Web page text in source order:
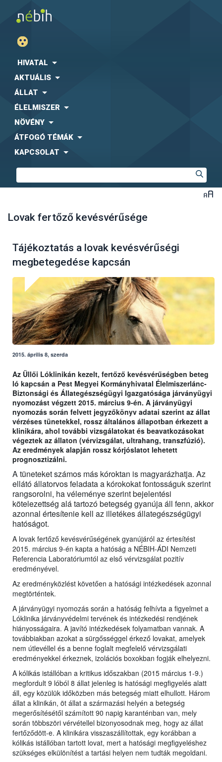
HIVATAL
AKTUÁLIS
ÁLLAT
ÉLELMISZER
NÖVÉNY
ÁTFOGÓ TÉMÁK
KAPCSOLAT
Lovak fertőző kevésvérűsége
Tájékoztatás a lovak kevésvérűségi
megbetegedése kapcsán
2015. április 8, szerda
Az Üllői Lóklinikán kezelt, fertőző kevésvérűségben beteg
ló kapcsán a Pest Megyei Kormányhivatal Élelmiszerlánc-
Biztonsági és Állategészségügyi Igazgatósága járványügyi
nyomozást végzett 2015. március 9-én. A járványügyi
nyomozás során felvett jegyzőkönyv adatai szerint az állat
vérzéses tünetekkel, rossz általános állapotban érkezett a
klinikára, ahol további vizsgálatokat és beavatkozásokat
végeztek az állaton (vérvizsgálat, ultrahang, transzfúzió).
Az eredmények alapján rossz kórjóslatot lehetett
prognosztizálni.
A tüneteket számos más kóroktan is magyarázhatja. Az
ellátó állatorvos feladata a kórokokat fontosságuk szerint
rangsorolni, ha véleménye szerint bejelentési
kötelezettség alá tartozó betegség gyanúja áll fenn, akkor
azonnal értesítenie kell az illetékes állategészségügyi
hatóságot.
A lovak fertőző kevésvérűségének gyanújáról az értesítést
2015. március 9-én kapta a hatóság a NÉBIH-ÁDI Nemzeti
Referencia Laboratóriumtól az első vérvizsgálat pozitív
eredményével.
Az eredményközlést követően a hatósági intézkedések azonnal
megtörténtek.
A járványügyi nyomozás során a hatóság felhívta a figyelmet a
Lóklinika járványvédelmi tervének és intézkedési rendjének
hiányosságaira. A javító intézkedések folyamatban vannak. A
továbbiakban azokat a sürgősséggel érkező lovakat, amelyek
nem útlevéllel és a benne foglalt megfelelő vérvizsgálati
eredményekkel érkeznek, izolációs boxokban fogják elhelyezni.
A kólikás istállóban a kritikus időszakban (2015 március 1-9.)
megfordult 9 lóból 8 állat jelenleg is hatósági megfigyelés alatt
áll, egy közülük időközben más betegség miatt elhullott. Három
állat a klinikán, öt állat a származási helyén a betegség
megerősítésétől számított 90 napig karanténban van, mely
során többszöri vérvétellel bizonyosodnak meg, hogy az állat
fertőződött-e. A klinikára visszaszállítottak, egy korábban a
kólikás istállóban tartott lovat, mert a hatósági megfigyeléshez
szükséges elkülönítést a tartási helyen nem tudták megoldani.